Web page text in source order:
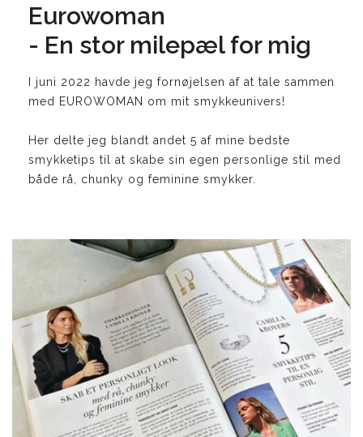
Eurowoman
- En stor milepæl for mig
I juni 2022 havde jeg fornøjelsen af at tale sammen
med EUROWOMAN om mit smykkeunivers!
Her delte jeg blandt andet 5 af mine bedste
smykketips til at skabe sin egen personlige stil med
både rå, chunky og feminine smykker.